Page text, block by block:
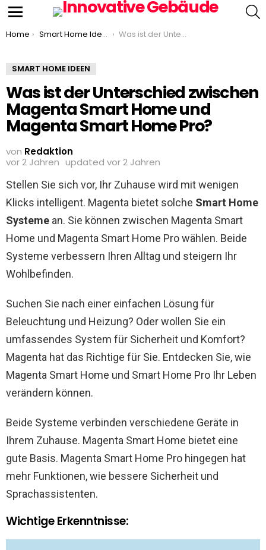
You are here:
Home Smart Home Ideen Was ist der Unterschied zwischen Magenta Smart Home und Magenta Smart Home Pro?
SMART HOME IDEEN
Was ist der Unterschied zwischen
Magenta Smart Home und
Magenta Smart Home Pro?
von Redaktion
vor 2 Jahren updated vor 2 Jahren
Stellen Sie sich vor, Ihr Zuhause wird mit wenigen
Klicks intelligent. Magenta bietet solche Smart Home
Systeme an. Sie können zwischen Magenta Smart
Home und Magenta Smart Home Pro wählen. Beide
Systeme verbessern Ihren Alltag und steigern Ihr
Wohlbefinden.
Suchen Sie nach einer einfachen Lösung für
Beleuchtung und Heizung? Oder wollen Sie ein
umfassendes System für Sicherheit und Komfort?
Magenta hat das Richtige für Sie. Entdecken Sie, wie
Magenta Smart Home und Smart Home Pro Ihr Leben
verändern können.
Beide Systeme verbinden verschiedene Geräte in
Ihrem Zuhause. Magenta Smart Home bietet eine
gute Basis. Magenta Smart Home Pro hingegen hat
mehr Funktionen, wie bessere Sicherheit und
Sprachassistenten.
Wichtige Erkenntnisse: